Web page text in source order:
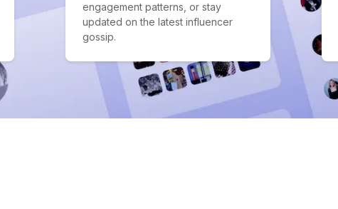
engagement patterns, or stay
updated on the latest influencer
gossip.